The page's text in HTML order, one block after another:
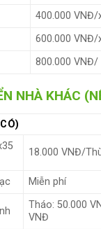
400.000 VNĐ/
600.000 VNĐ/
800.000 VNĐ/
NHÀ KHÁC
18.000 VNĐ/
Miễn phí
Tháo: 50.000
VNĐ